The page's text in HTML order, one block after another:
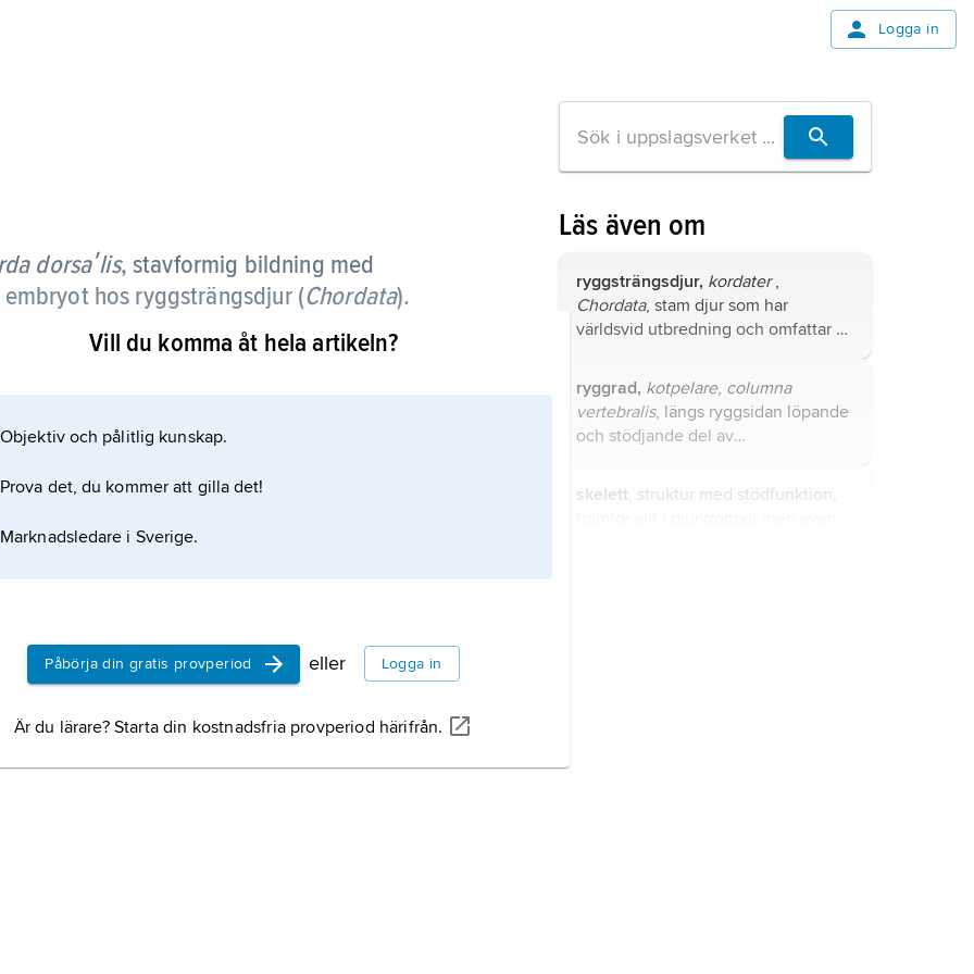
Logga in
dorsaʹlis, stavformig bildning med
hos ryggsträngsdjur (Chordata).
det enda axialskelettet. Hos rundmunnar,
vuxna djur; hos de flesta andra ryggradsdjur
ryggraden. Hos däggdjur kvarstår en rest i form
Vill du komma åt hela artikeln?
Objektiv och pålitlig kunskap.
Prova det, du kommer att gilla det!
Marknadsledare i Sverige.
Påbörja din gratis provperiod eller Logga in
Är du lärare? Starta din kostnadsfria provperiod härifrån.
Läs även om
ryggsträngsdjur, kordater,
Chordata, stam djur som har
världsvid utbredning och omfattar ca
fortplantar sig i Sverige; därutöver
förekommer regelbundet ett antal
fisk- och fågelarter i vårt land.
ryggrad, kotpelare, columna
vertebralis, längs ryggsidan löpande
och stödjande del av
tillsammans med skallen, revbenen
skelett , struktur med stödfunktion,